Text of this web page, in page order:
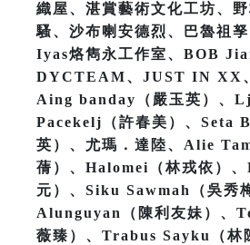
織屋、湛賞藝術文化工坊、
騷、沙布喇安德烈、巴魯祖孥
Iyas烙雋永工作室、BOB
DYCTEAM、JUST IN XX
Aing banday（嚴玉英）、
Pacekelj（許春美）、Seta
英）、尤瑪．達陸、Alie
蒨）、Halomei（林戎依）
元）、Siku Sawmah（吳秀
Alunguyan（陳利友妹）、
薇臻）、Trabus Sayku（林